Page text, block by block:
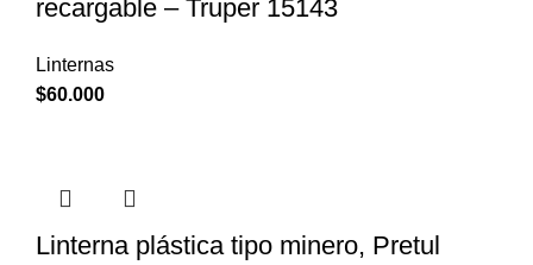
recargable – Truper 15143
Linternas
$60.000
Linterna plástica tipo minero, Pretul